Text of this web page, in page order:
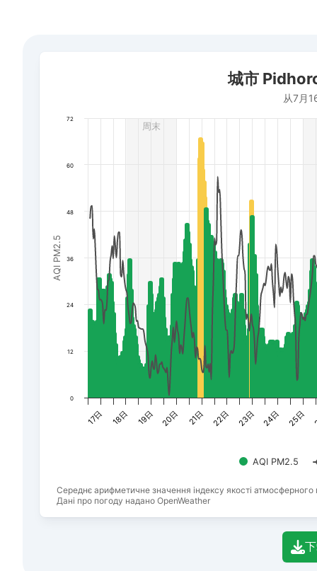
The chart has 3 Y axes displaying AQI PM2.5, Wind
Середнє арифметичне значення індексу якості
Дані про погоду надано OpenWeather
周末
AQI PM2.5
城市
从7月
AQI PM2.5
17日 18日 19日 20日 21日 22日 23日 24日 25日
0
12
24
36
48
60
72
End of interactive chart.